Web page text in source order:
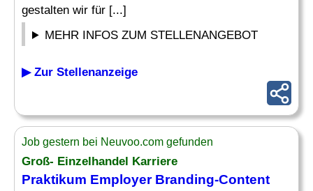
gestalten wir für [...]
MEHR INFOS ZUM STELLENANGEBOT
▶ Zur Stellenanzeige
Job gestern bei Neuvoo.com gefunden
Groß- Einzelhandel Karriere
Praktikum Employer Branding-Content